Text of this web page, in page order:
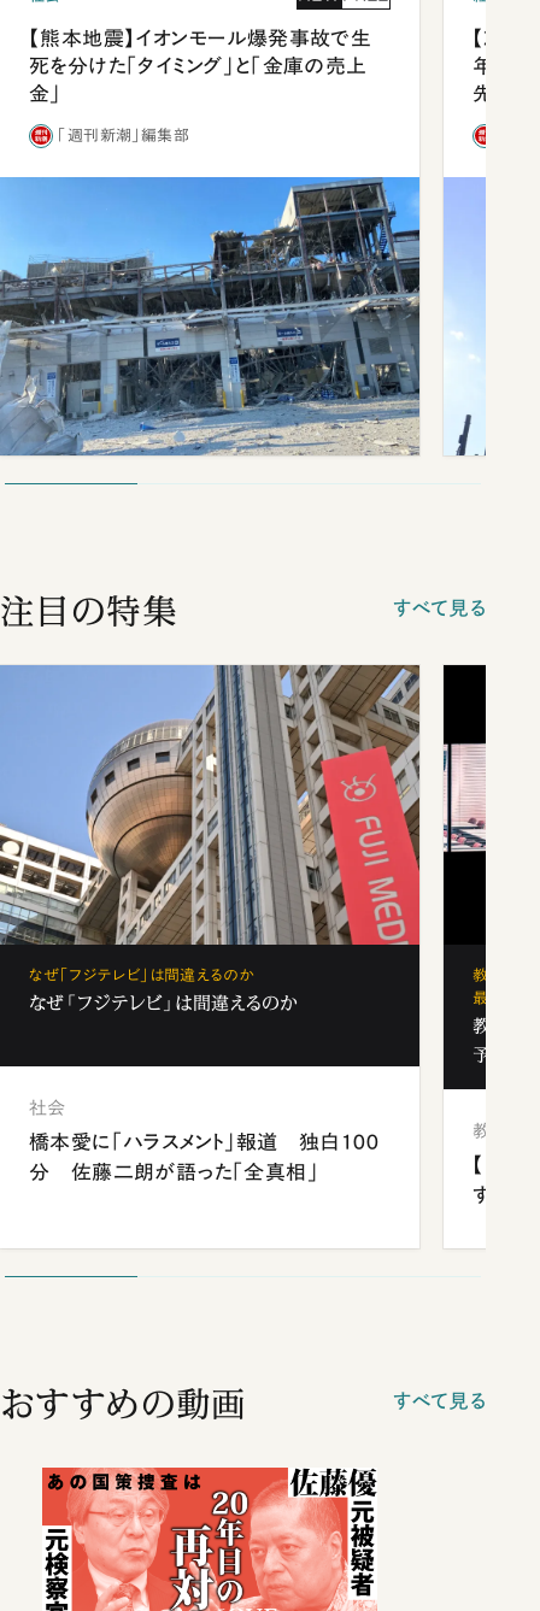
【熊本地震】イオンモール爆発事故で生
死を分けた「タイミング」と「金庫の売上
金」
「週刊新潮」編集部
【就活
年会は
先1位
注目の特集 すべて見る
なぜ「フジテレビ」は間違えるのか
なぜ「フジテレビ」は間違えるのか
社会
橋本愛に「ハラスメント」報道 独白100
分 佐藤二朗が語った「全真相」
教育の地
最新勢力
教育の
予備校
教育
【中国
する“
おすすめの動画 すべて見る